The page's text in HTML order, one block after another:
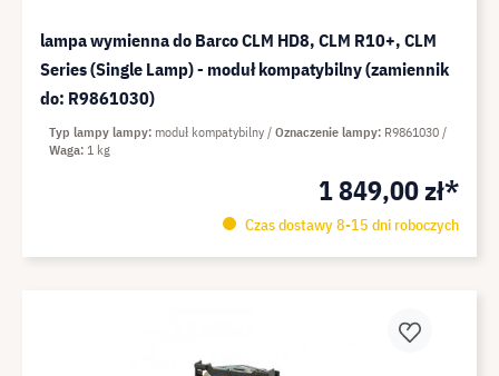
lampa wymienna do Barco CLM HD8, CLM R10+, CLM
Series (Single Lamp) - moduł kompatybilny (zamiennik
do: R9861030)
1 849,00 zł*
Czas dostawy 8-15 dni roboczych
Typ lampy lampy moduł kompatybilny Oznaczenie lampy R9861030
Waga 1 kg